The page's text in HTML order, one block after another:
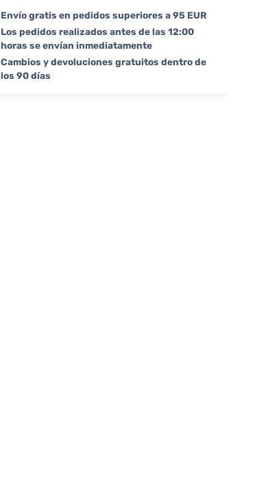
Envío gratis en pedidos superiores a 95 EUR
Los pedidos realizados antes de las 12:00
horas se envían inmediatamente
Cambios y devoluciones gratuitos dentro de
los 90 días